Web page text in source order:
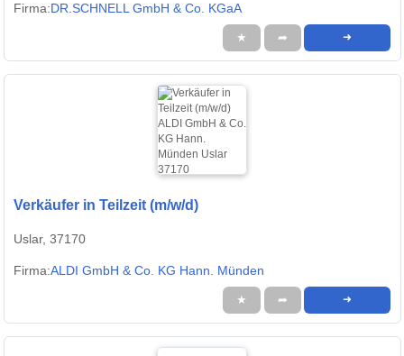
Firma:DR.SCHNELL GmbH & Co. KGaA
★ ➦ ➜
Verkäufer in Teilzeit (m/w/d)
Uslar, 37170
Firma:ALDI GmbH & Co. KG Hann. Münden
★ ➦ ➜